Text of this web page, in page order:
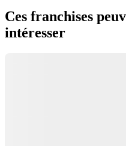
Ces franchises
intéresser